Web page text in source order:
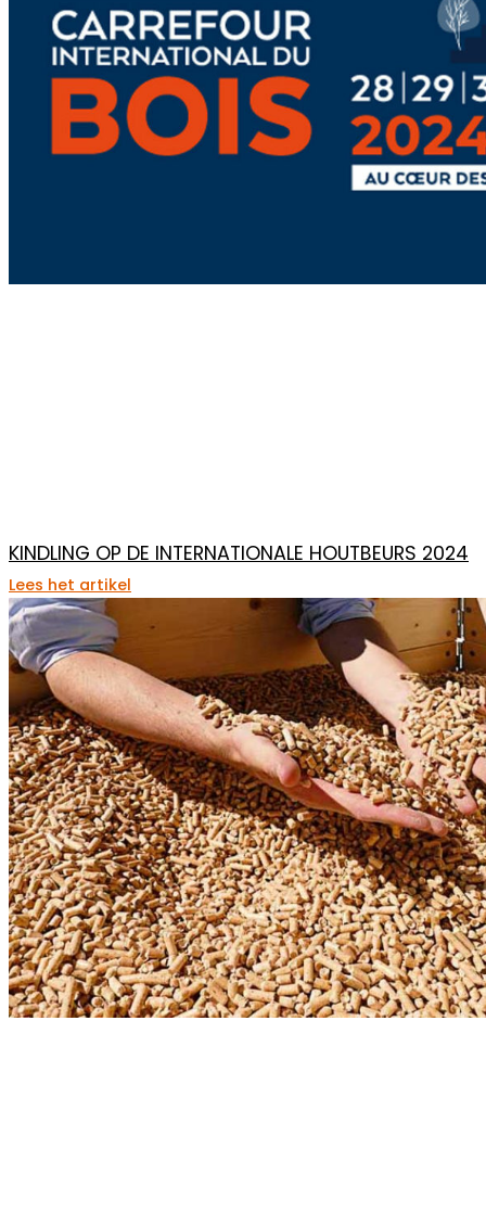
KINDLING OP DE INTERNATIONALE HOUTBEURS 2024
Lees het artikel